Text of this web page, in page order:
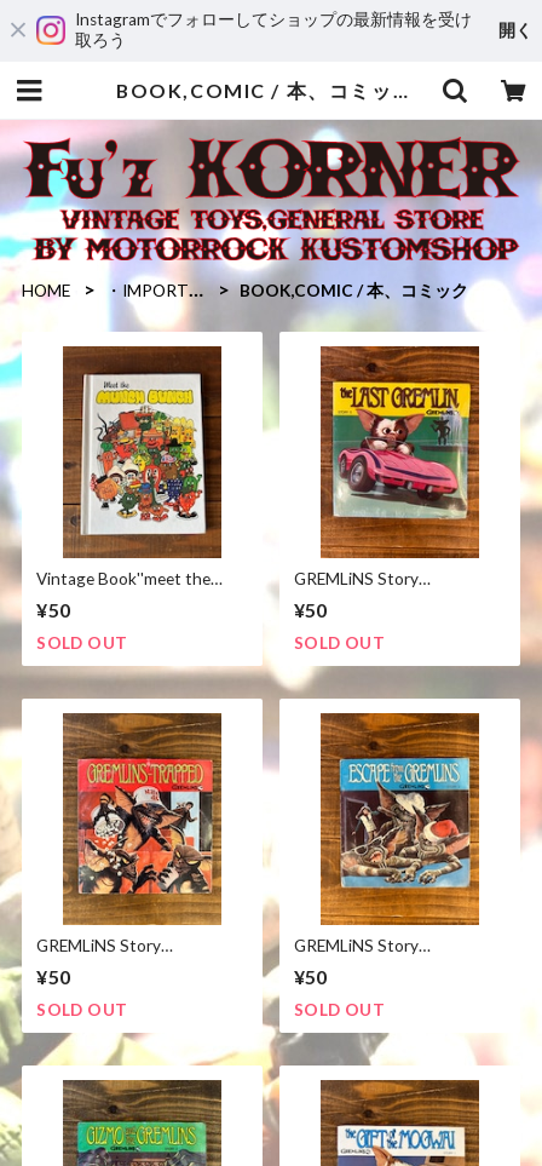
Instagramでフォローしてショップの最新情報を受け
取ろう
開く
BOOK,COMIC / 本、コミック | MOTORROCK KUSTOMSHOP ”FU’Z KORNER”
HOME ・IMPORTED GOODS / 輸入雑貨 BOOK,COMIC / 本、コミック
Vintage Book''meet the
ンチ 洋書 絵本 80's ビンテ
ージ
¥50
SOLD OUT
GREMLiNS Story
ムリン 絵本 レコード 1984
年 ビンテージ
¥50
SOLD OUT
GREMLiNS Story
ムリン 絵本 レコード 1984
年 ビンテージ
¥50
SOLD OUT
GREMLiNS Story
ムリン 絵本 レコード 1984
年 ビンテージ
¥50
SOLD OUT